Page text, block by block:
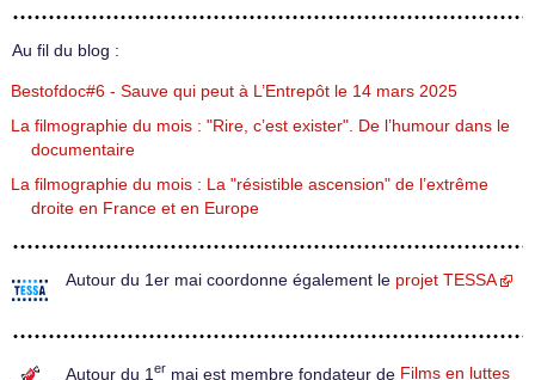
Au fil du blog :
Bestofdoc#6 - Sauve qui peut à L’Entrepôt le 14 mars 2025
La filmographie du mois : "Rire, c’est exister". De l’humour dans le
documentaire
La filmographie du mois : La "résistible ascension" de l’extrême
droite en France et en Europe
Autour du 1er mai coordonne également le projet TESSA
Autour du 1 er mai est membre fondateur de Films en luttes